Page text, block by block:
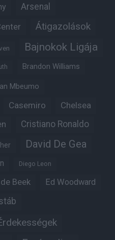
Arsenal
Átigazolások
Bajnokok Ligája
Brandon Williams
Mbeumo
Casemiro Chelsea
Cristiano Ronaldo
David De Gea
Diego Leon
Beek Ed Woodward